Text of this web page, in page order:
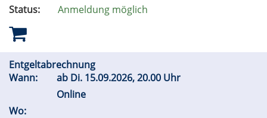
Status:
Anmeldung möglich
Entgeltabrechnung
Wann:
ab Di. 15.09.2026, 20.00 Uhr
Online
Wo: